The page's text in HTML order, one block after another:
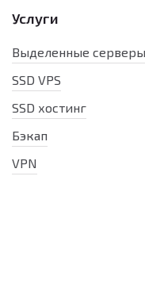
Услуги
Выделенные серверы
SSD VPS
SSD хостинг
Бэкап
VPN